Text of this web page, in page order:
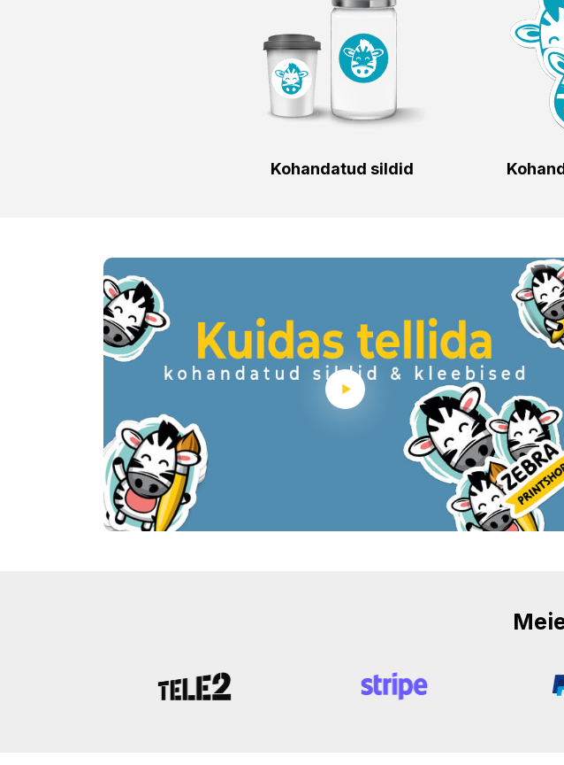
Kohandatud sildid